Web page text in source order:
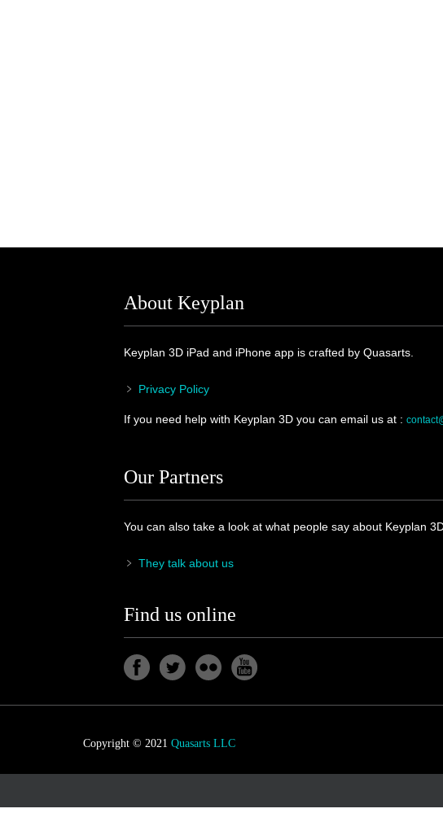
About Keyplan
Keyplan 3D iPad and iPhone app is crafted by Quasarts.
Privacy Policy
If you need help with Keyplan 3D you can email us at :
Our Partners
You can also take a look at what people say about Keyplan
They talk about us
Find us online
Copyright © 2021 Quasarts LLC